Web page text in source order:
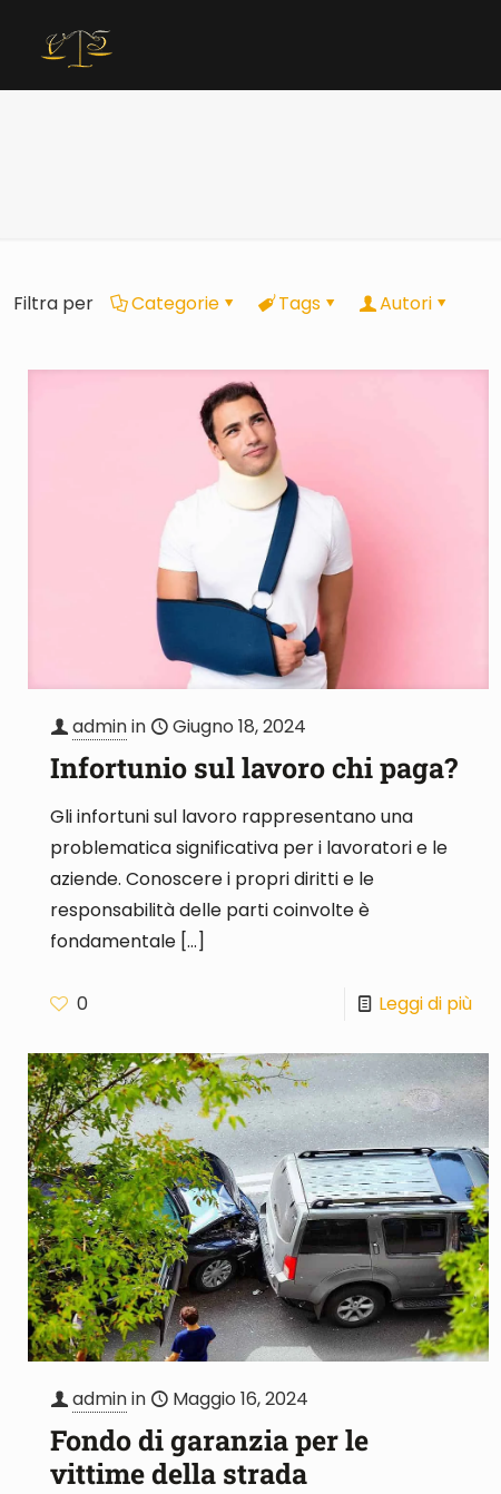
Filtra per Categorie Tags Autori
adminin Giugno 18, 2024
Infortunio sul lavoro chi paga?
Gli infortuni sul lavoro rappresentano una
problematica significativa per i lavoratori e le
aziende. Conoscere i propri diritti e le
responsabilità delle parti coinvolte è
fondamentale […]
0 Leggi di più
adminin Maggio 16, 2024
Fondo di garanzia per le
vittime della strada